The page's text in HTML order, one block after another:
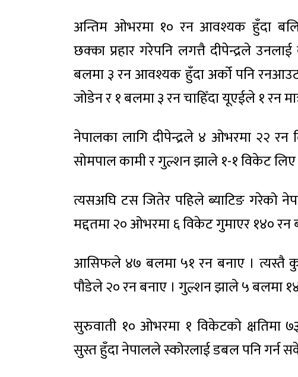
अन्तिम ओभरमा १० रन आवश्यक हुँदा
छक्का प्रहार गरेपनि लगत्तै दीपेन्द्रले
बलमा ३ रन आवश्यक हुँदा अर्को पनि
जोडेन र १ बलमा ३ रन चाहिँदा यूएईले १ रन
नेपालका लागि दीपेन्द्रले ४ ओभरमा २२ रन
सोमपाल कामी र गुल्शन झाले १-१ विकेट लिए
त्यसअघि टस जितेर पहिले ब्याटिङ
मद्दतमा २० ओभरमा ६ विकेट गुमाएर १४० रन
आसिफले ४७ बलमा ५१ रन बनाए । त्यस्तै
पौडेले २० रन बनाए । गुल्शन झाले ५ बलमा
सुरुवाती १० ओभरमा १ विकेटको क्षतिमा
सुस्त हुँदा नेपालले स्कोरलाई डबल पनि गर्न